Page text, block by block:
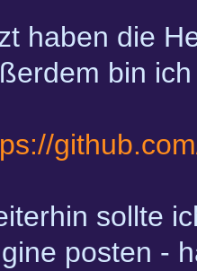
haben die
bin
sollte
posten -